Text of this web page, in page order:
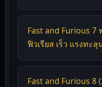
Fast and Furious 7
ฟิวเรียส เร็ว แรงทะลุ
Fast and Furious 8